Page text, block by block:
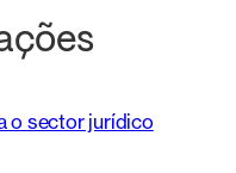
o sector jurídico